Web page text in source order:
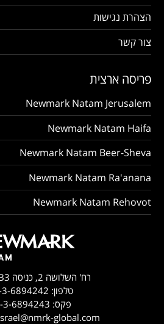
הצהרת נגישות
צור קשר
פריסה ארצית
Newmark Natam Jerusalem
Newmark Natam Haifa
Newmark Natam Beer-Sheva
Newmark Natam Ra'anana
Newmark Natam Rehovot
רח' השלושה 2, כניסה B3, תל אביב
טלפון: 6894242
פקס: 3-6894243
global.com